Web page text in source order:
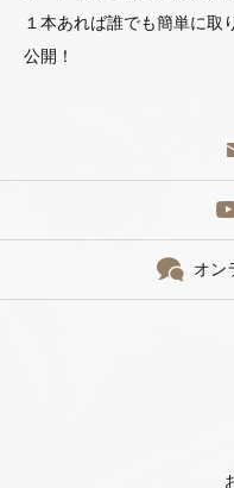
１本あれば誰でも簡単に取
公開！
オン